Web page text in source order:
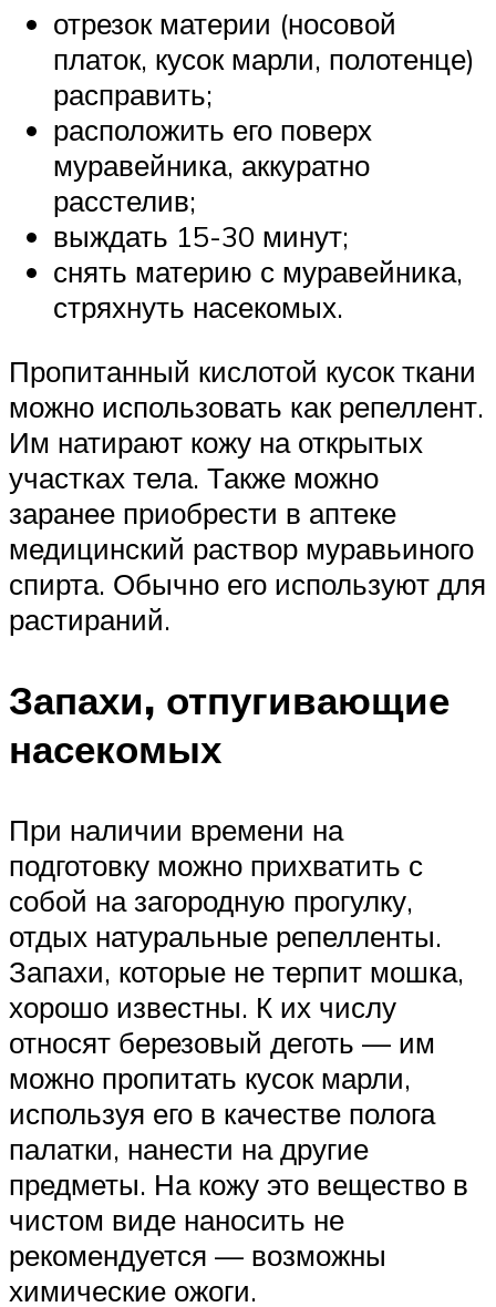
отрезок материи (носовой
платок, кусок марли, полотенце)
расправить;
расположить его поверх
муравейника, аккуратно
расстелив;
выждать 15-30 минут;
снять материю с муравейника,
стряхнуть насекомых.
Пропитанный кислотой кусок ткани
можно использовать как репеллент.
Им натирают кожу на открытых
участках тела. Также можно
заранее приобрести в аптеке
медицинский раствор муравьиного
спирта. Обычно его используют для
растираний.
Запахи, отпугивающие
насекомых
При наличии времени на
подготовку можно прихватить с
собой на загородную прогулку,
отдых натуральные репелленты.
Запахи, которые не терпит мошка,
хорошо известны. К их числу
относят березовый деготь — им
можно пропитать кусок марли,
используя его в качестве полога
палатки, нанести на другие
предметы. На кожу это вещество в
чистом виде наносить не
рекомендуется — возможны
химические ожоги.